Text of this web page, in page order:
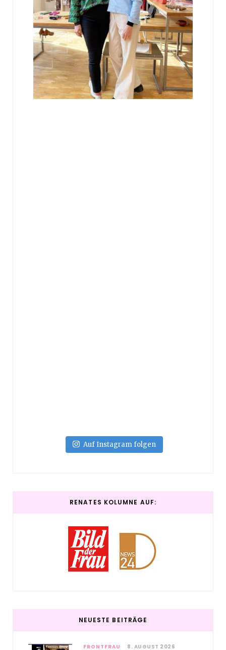
Auf Instagram folgen
RENATES KOLUMNE AUF:
NEUESTE BEITRÄGE
FRONTFRAU 8. AUGUST 2026